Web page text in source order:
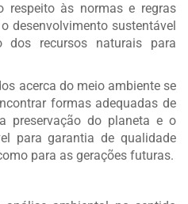
respeito às normas e regras
desenvolvimento sustentável
dos recursos naturais para
acerca do meio ambiente se
formas adequadas de
preservação do planeta e o
para garantia de qualidade
para as gerações futuras.